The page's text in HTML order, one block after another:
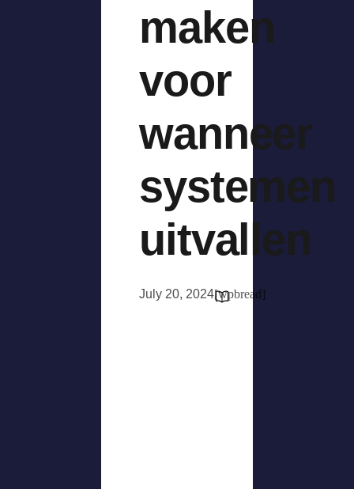
maken
voor
wanneer
systemen
uitvallen
July 20, 2024[wpbread]